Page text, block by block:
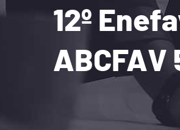
12º
ABCFAV